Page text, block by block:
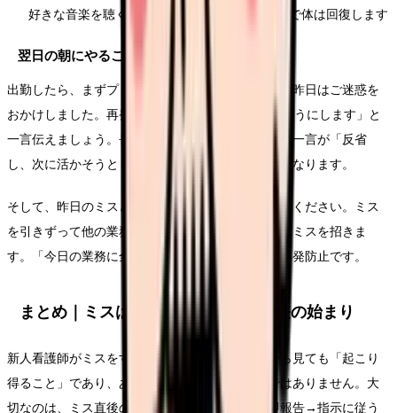
好きな音楽を聴く。眠れなくても横になるだけで体は回復します
翌日の朝にやること
出勤したら、まずプリセプターまたはリーダーに「昨日はご迷惑を
おかけしました。再発防止のために○○を確認するようにします」と
一言伝えましょう。長い謝罪は不要です。この短い一言が「反省
し、次に活かそうとしている」というメッセージになります。
そして、昨日のミスとは関係のない業務に集中してください。ミス
を引きずって他の業務の集中力が落ちると、新たなミスを招きま
す。「今日の業務に全力を注ぐ」ことが、最大の再発防止です。
まとめ｜ミスは終わりではなく、成長の始まり
新人看護師がミスをするのは、医療安全の統計から見ても「起こり
得ること」であり、あなたが特別にダメなわけではありません。大
切なのは、ミス直後の正しい対応（患者確認→即報告→指示に従う